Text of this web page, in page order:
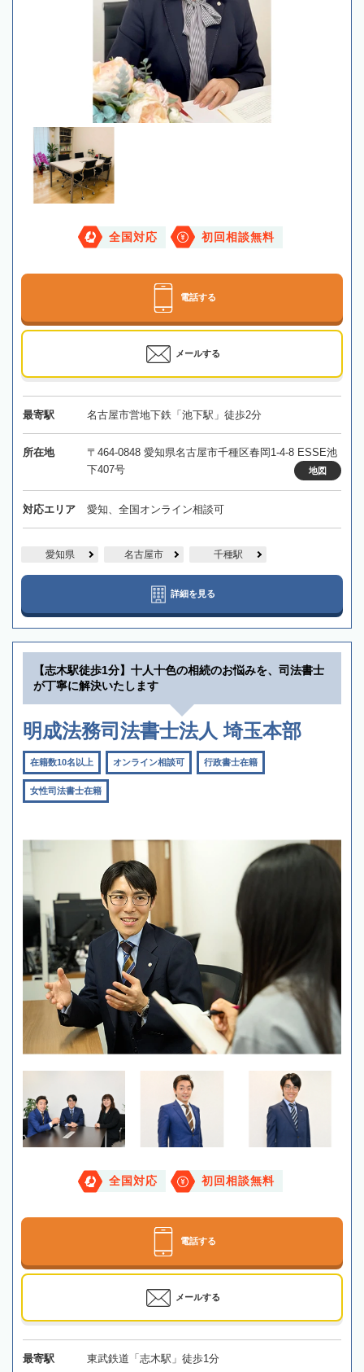
全国対応 初回相談無料
電話する
メールする
最寄駅 名古屋市営地下鉄「池下駅」徒歩2分
所在地
〒464-0848 愛知県名古屋市千種区春岡1-4-8 ESSE池
下407号
地図
対応エリア 愛知、全国オンライン相談可
愛知県 名古屋市 千種駅
詳細を見る
【志木駅徒歩1分】十人十色の相続のお悩みを、司法書士
が丁寧に解決いたします
明成法務司法書士法人 埼玉本部
在籍数10名以上 オンライン相談可 行政書士在籍
女性司法書士在籍
全国対応 初回相談無料
電話する
メールする
最寄駅 東武鉄道「志木駅」徒歩1分